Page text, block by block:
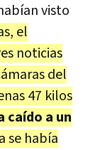
visto
el
noticias
del
47 kilos
caído a un
se había